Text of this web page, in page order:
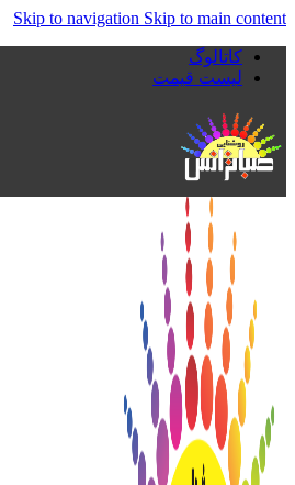
Skip to navigation Skip to main content
کاتالوگ
لیست قیمت